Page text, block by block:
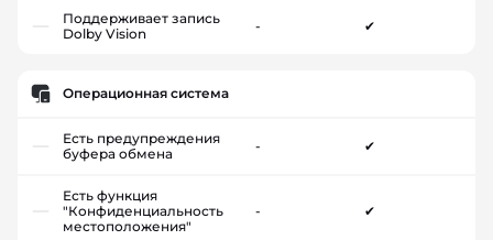
Поддерживает запись
Dolby Vision
- ✔
Операционная система
Есть предупреждения
буфера обмена
- ✔
Есть функция
"Конфиденциальность
местоположения"
- ✔